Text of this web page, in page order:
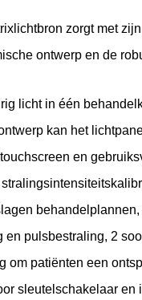
zorgt met
ontwerp en de
licht in één
kan het
en
en pulsbestraling, 2
om patiënten een
sleutelschakelaar